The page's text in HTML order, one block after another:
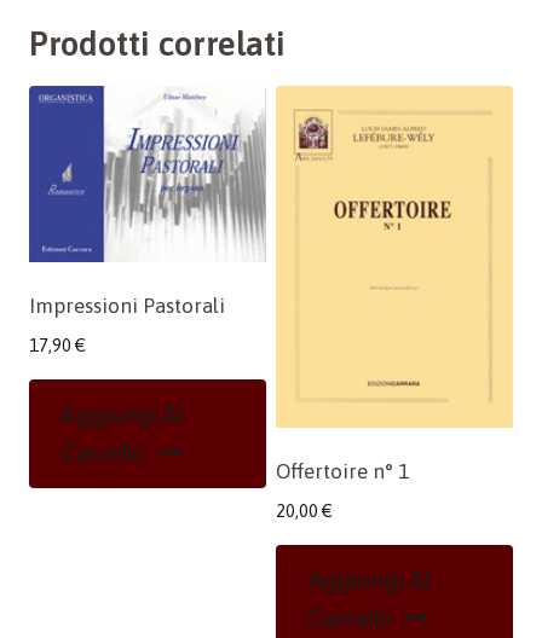
Prodotti correlati
Impressioni Pastorali
17,90 €
Aggiungi Al
Carrello
Offertoire n° 1
20,00 €
Aggiungi Al
Carrello